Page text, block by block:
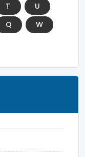
T
U
Q
W